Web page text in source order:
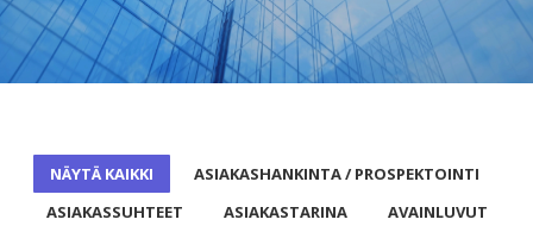
NÄYTÄ KAIKKI
ASIAKASHANKINTA / PROSPEKTOINTI
ASIAKASSUHTEET
ASIAKASTARINA
AVAINLUVUT